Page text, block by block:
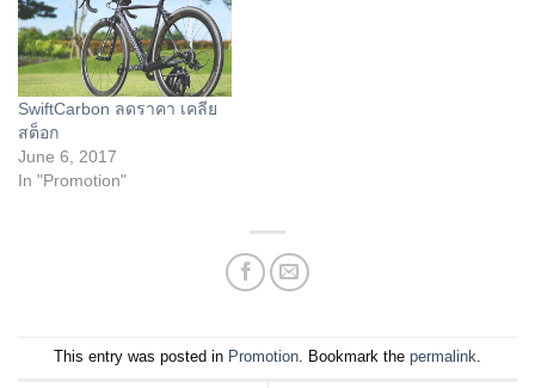
SwiftCarbon ลดราคา เคลีย
สต็อก
June 6, 2017
In "Promotion"
This entry was posted in Promotion. Bookmark the permalink.